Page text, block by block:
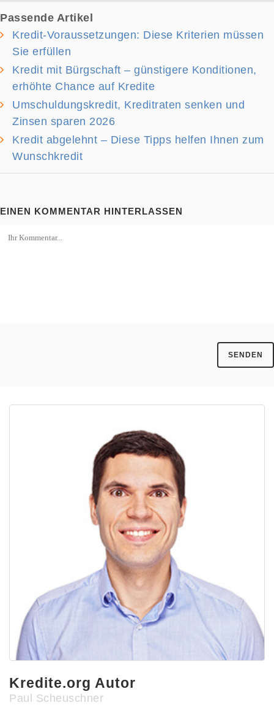
Passende Artikel
Kredit-Voraussetzungen: Diese Kriterien müssen
Sie erfüllen
Kredit mit Bürgschaft – günstigere Konditionen,
erhöhte Chance auf Kredite
Umschuldungskredit, Kreditraten senken und
Zinsen sparen 2026
Kredit abgelehnt – Diese Tipps helfen Ihnen zum
Wunschkredit
EINEN KOMMENTAR HINTERLASSEN
Kredite.org Autor
Paul Scheuschner